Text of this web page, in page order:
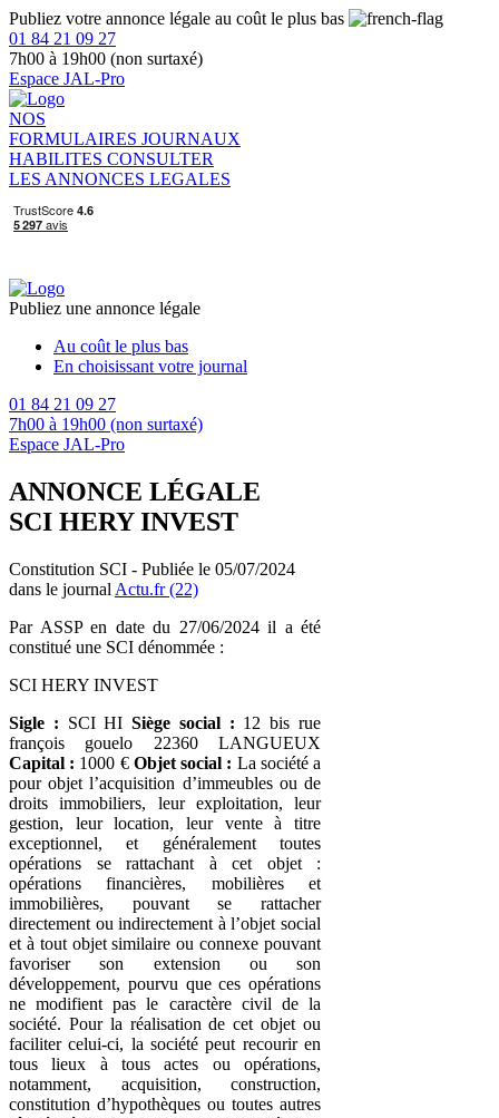
Publiez votre annonce légale au coût le plus bas
01 84 21 09 27
7h00 à 19h00 (non surtaxé)
Espace JAL-Pro
NOS
FORMULAIRES JOURNAUX
HABILITES CONSULTER
LES ANNONCES LEGALES
Publiez une annonce légale
Au coût le plus bas
En choisissant votre journal
01 84 21 09 27
7h00 à 19h00 (non surtaxé)
Espace JAL-Pro
ANNONCE LÉGALE
SCI HERY INVEST
Constitution SCI - Publiée le 05/07/2024
dans le journal Actu.fr (22)
Par ASSP en date du 27/06/2024 il a été
constitué une SCI dénommée :
SCI HERY INVEST
Sigle : SCI HISiège social : 12 bis rue
françois gouelo 22360 LANGUEUX
Capital : 1000 € Objet social : La société a
pour objet l’acquisition d’immeubles ou de
droits immobiliers, leur exploitation, leur
gestion, leur location, leur vente à titre
exceptionnel, et généralement toutes
opérations se rattachant à cet objet :
opérations financières, mobilières et
immobilières, pouvant se rattacher
directement ou indirectement à l’objet social
et à tout objet similaire ou connexe pouvant
favoriser son extension ou son
développement, pourvu que ces opérations
ne modifient pas le caractère civil de la
société. Pour la réalisation de cet objet ou
faciliter celui-ci, la société peut recourir en
tous lieux à tous actes ou opérations,
notamment, acquisition, construction,
constitution d’hypothèques ou toutes autres